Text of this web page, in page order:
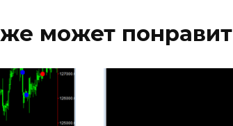
может